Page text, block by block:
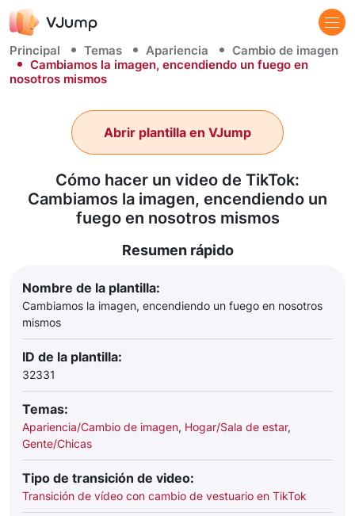
Principal Temas Apariencia
Cambio de imagen
Cambiamos la imagen, encendiendo un fuego en
nosotros mismos
Cómo hacer un video de TikTok:
Cambiamos la imagen, encendiendo un
fuego en nosotros mismos
Abrir plantilla en VJump
Resumen rápido
Nombre de la plantilla:
Cambiamos la imagen, encendiendo un fuego en nosotros
mismos
ID de la plantilla:
32331
Temas:
Apariencia/Cambio de imagen, Hogar/Sala de estar,
Gente/Chicas
Tipo de transición de video:
Transición de vídeo con cambio de vestuario en TikTok